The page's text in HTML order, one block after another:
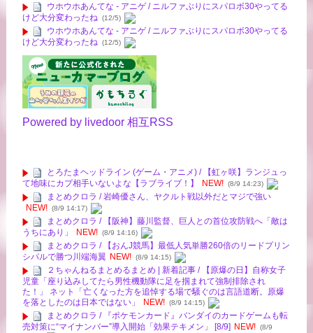
ウホウホあんてな - アニゲ / ニルファぶりにスパロボ30やってる
けど大分変わったね
(12/5)
ウホウホあんてな - アニゲ / ニルファぶりにスパロボ30やってる
けど大分変わったね
(12/5)
Powered by livedoor 相互RSS
とろたまヘッドライン (ゲーム・アニメ) / 【虹ヶ咲】ランジュっ
て地味にカプ相手いないよな【ラブライブ！】
NEW! (8/9 14:23)
まとめクロラ / 岩崎優さん、ヤクルト戦以外だとマジで強い
NEW! (8/9 14:17)
まとめクロラ / 【阪神】藤川監督、巨人との首位攻防戦へ「敵は
うちにあり」
NEW! (8/9 14:16)
まとめクロラ / 【おんJ競馬】最低人気単勝260倍のリードプリン
シパルで勝つ川端海翼 NEW! (8/9 14:15)
２ちゃんねるまとめるまとめ | 新着記事 / 【原爆の日】自称女子
児童「座り込みしてたら男性機動隊に足を掴まれて強制排除され
た！」 ネット「亡くなった方を追悼する場で騒ぐのは言語道断。原爆
を落としたのは日本ではない」
NEW! (8/9 14:15)
まとめクロラ / 『ポケモンカード』バンダイのカードゲームも転
売対策に“マイナンバー”導入開始「効果テキメン」 [8/9] NEW! (8/9